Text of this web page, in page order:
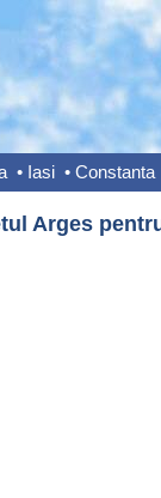
• Iasi • Constanta
Arges